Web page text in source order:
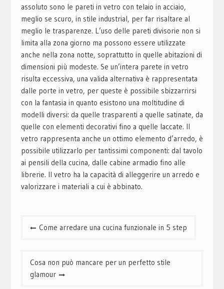
assoluto sono le pareti in vetro con telaio in acciaio,
meglio se scuro, in stile industrial, per far risaltare al
meglio le trasparenze. L’uso delle pareti divisorie non si
limita alla zona giorno ma possono essere utilizzate
anche nella zona notte, soprattutto in quelle abitazioni di
dimensioni più modeste. Se un’intera parete in vetro
risulta eccessiva, una valida alternativa è rappresentata
dalle porte in vetro, per queste è possibile sbizzarrirsi
con la fantasia in quanto esistono una moltitudine di
modelli diversi: da quelle trasparenti a quelle satinate, da
quelle con elementi decorativi fino a quelle laccate. Il
vetro rappresenta anche un ottimo elemento d’arredo, è
possibile utilizzarlo per tantissimi componenti: dal tavolo
ai pensili della cucina, dalle cabine armadio fino alle
librerie. Il vetro ha la capacità di alleggerire un arredo e
valorizzare i materiali a cui è abbinato.
Navigazione
Come arredare una cucina funzionale in 5 step
Cosa non può mancare per un perfetto stile
glamour